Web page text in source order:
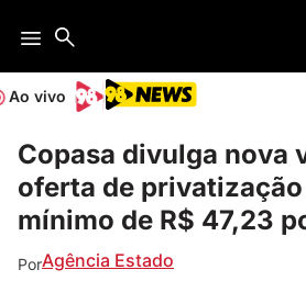
Ao vivo
Copasa divulga nova
oferta de
mínimo de R$ 47,23
PorAgência Estado